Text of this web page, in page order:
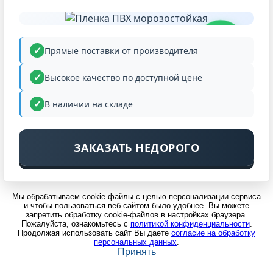
Прямые поставки от производителя
Высокое качество по доступной цене
В наличии на складе
ЗАКАЗАТЬ НЕДОРОГО
Мы обрабатываем cookie-файлы с целью персонализации сервиса
и чтобы пользоваться веб-сайтом было удобнее. Вы можете
запретить обработку cookie-файлов в настройках браузера.
Пожалуйста, ознакомьтесь с политикой конфиденциальности.
Продолжая использовать сайт Вы даете согласие на обработку
персональных данных.
Принять